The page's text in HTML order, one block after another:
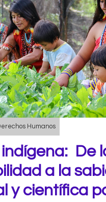
Humanos
indígena: De
a la
y científica